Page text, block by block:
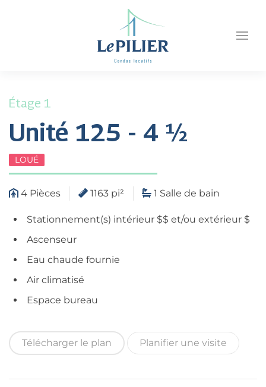
Étage 1
Unité 125 - 4 ½
LOUÉ
4 Pièces 1163 pi² 1 Salle de bain
Stationnement(s) intérieur $$ et/ou extérieur $
Ascenseur
Eau chaude fournie
Air climatisé
Espace bureau
Télécharger le plan Planifier une visite